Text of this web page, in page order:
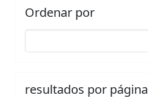
Ordenar por
resultados por página